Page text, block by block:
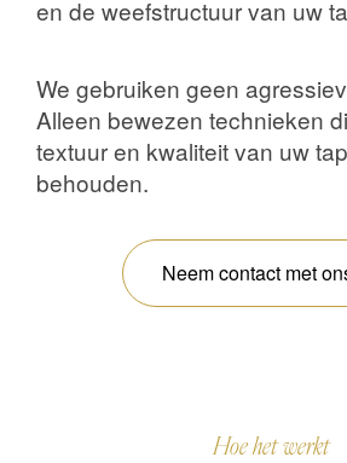
en de weefstructuur van uw
We gebruiken geen
Alleen bewezen technieken
textuur en kwaliteit van uw
behouden.
Neem contact met
Hoe het werkt